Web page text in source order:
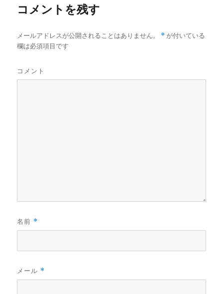
コメントを残す
メールアドレスが公開されることはありません。 * が付いている
欄は必須項目です
コメント
名前 *
メール *